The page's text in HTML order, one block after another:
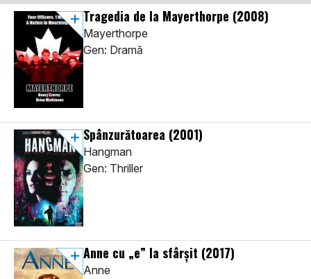
Tragedia de la Mayerthorpe (2008)
Mayerthorpe
Gen: Dramă
Spânzurătoarea (2001)
Hangman
Gen: Thriller
Anne cu „e” la sfârșit (2017)
Anne